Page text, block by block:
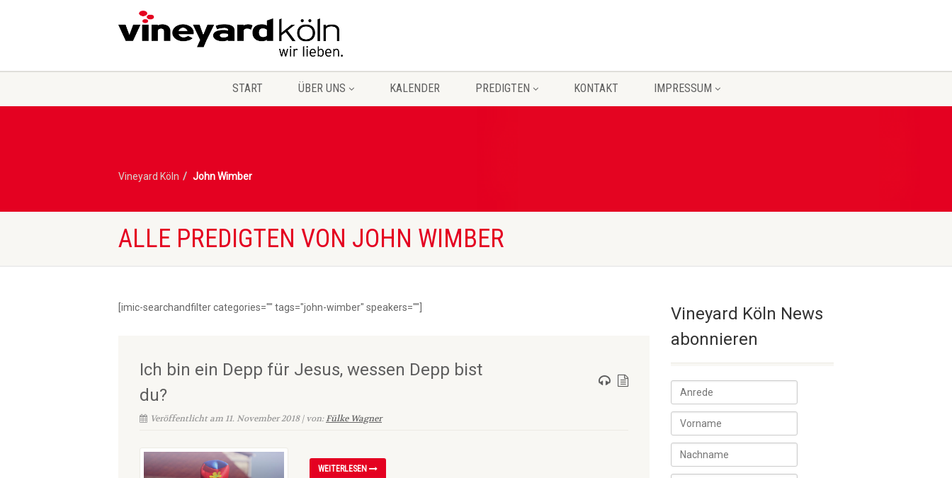
START ÜBER UNS KALENDER PREDIGTEN KONTAKT IMPRESSUM
Vineyard Köln John Wimber
ALLE PREDIGTEN VON JOHN WIMBER
[imic-searchandfilter categories="" tags="john-wimber" speakers=""]
Ich bin ein Depp für Jesus, wessen Depp bist
du?
Veröffentlicht am 11. November 2018 | von:Fülke Wagner
WEITERLESEN
Vineyard Köln News
abonnieren